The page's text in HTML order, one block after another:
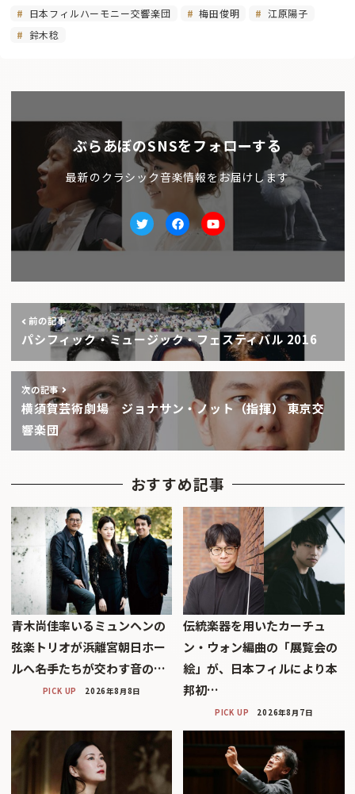
日本フィルハーモニー交響楽団
梅田俊明
江原陽子
鈴木稔
ぶらあぼのSNSをフォローする
最新のクラシック音楽情報をお届けします
TwitterfacebookYoutube
前の記事
パシフィック・ミュージック・フェスティバル 2016
次の記事
横須賀芸術劇場 ジョナサン・ノット（指揮） 東京交
響楽団
おすすめ記事
青木尚佳率いるミュンヘンの
弦楽トリオが浜離宮朝日ホー
ルへ――名手たちが交わす音の…
PICK UP 2026年8月8日
伝統楽器を用いたカーチュ
ン・ウォン編曲の「展覧会の
絵」が、日本フィルにより本
邦初…
PICK UP 2026年8月7日